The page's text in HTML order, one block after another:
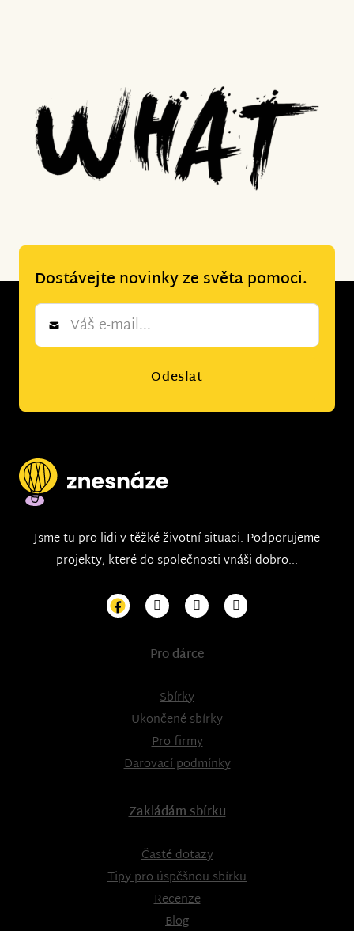
Dostávejte novinky ze světa pomoci.
Newsletter
Odeslat
Jsme tu pro lidi v těžké životní situaci. Podporujeme
projekty, které do společnosti vnáši dobro...
Pro dárce
Sbírky
Ukončené sbírky
Pro firmy
Darovací podmínky
Zakládám sbírku
Časté dotazy
Tipy pro úspěšnou sbírku
Recenze
Blog